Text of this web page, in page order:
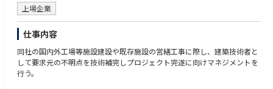
上場企業
仕事内容
同社の国内外工場等施設建設や既存施設の営繕工事に際し、建築技術者と
して要求元の不明点を技術補完しプロジェクト完遂に向けマネジメントを
行う。